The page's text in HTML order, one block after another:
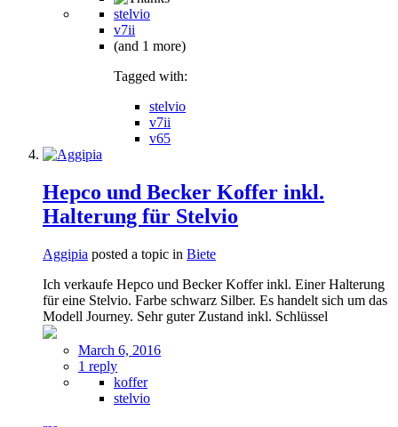
stelvio
v7ii
(and 1 more)
Tagged with:
stelvio
v7ii
v65
Hepco und Becker Koffer inkl.
Halterung für Stelvio
Aggipia posted a topic in Biete
Ich verkaufe Hepco und Becker Koffer inkl. Einer Halterung
für eine Stelvio. Farbe schwarz Silber. Es handelt sich um das
Modell Journey. Sehr guter Zustand inkl. Schlüssel
March 6, 2016
1 reply
koffer
stelvio